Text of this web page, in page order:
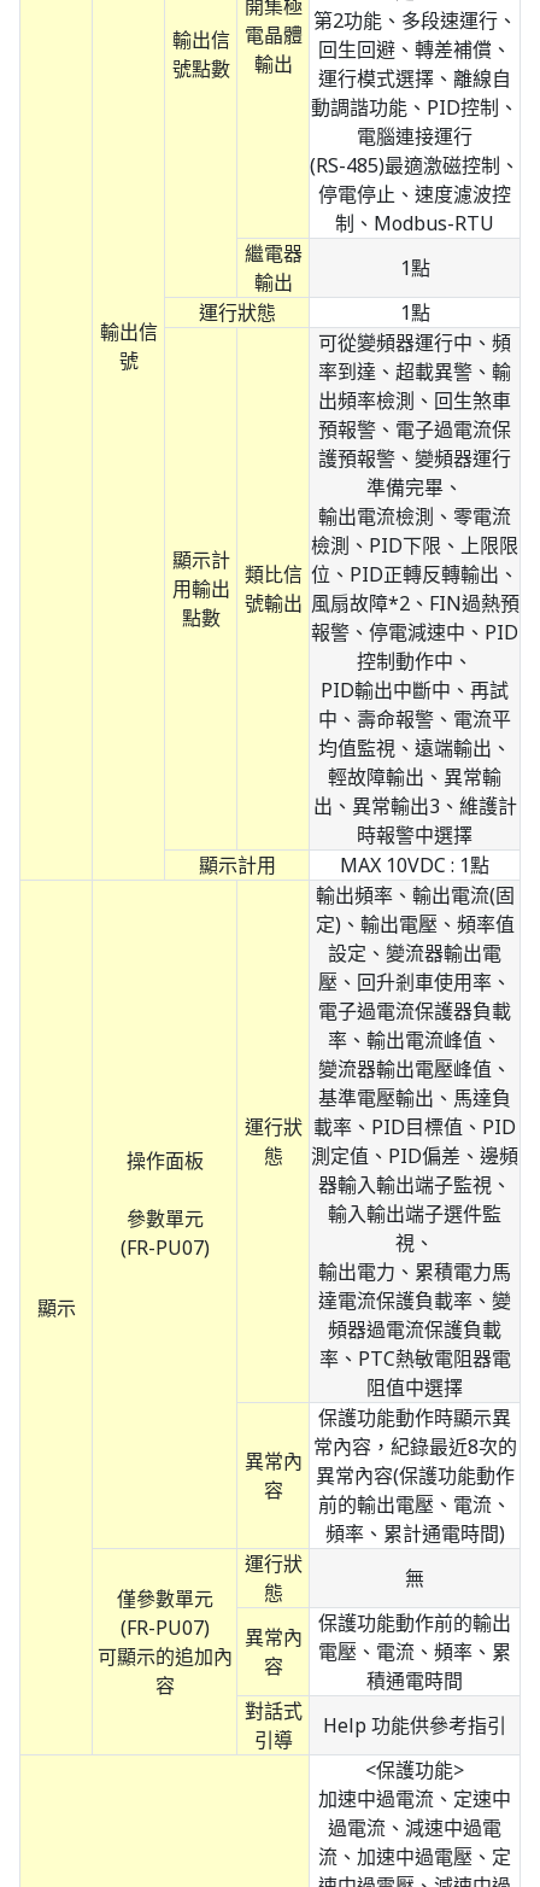
輸出信
號
輸出信
號點數
開集極
電晶體
輸出
第2功能、多段速運行、
回生回避、轉差補償、
運行模式選擇、離線自
動調諧功能、PID控制、
電腦連接運行
(RS-485)最適激磁控制、
停電停止、速度濾波控
制、Modbus-RTU
繼電器
輸出
1點
運行狀態
1點
顯示計
用輸出
點數
類比信
號輸出
可從變頻器運行中、頻
率到達、超載異警、輸
出頻率檢測、回生煞車
預報警、電子過電流保
護預報警、變頻器運行
準備完畢、
輸出電流檢測、零電流
檢測、PID下限、上限限
位、PID正轉反轉輸出、
風扇故障*2、FIN過熱預
報警、停電減速中、PID
控制動作中、
PID輸出中斷中、再試
中、壽命報警、電流平
均值監視、遠端輸出、
輕故障輸出、異常輸
出、異常輸出3、維護計
時報警中選擇
顯示計用
MAX 10VDC : 1點
顯示
操作面板
參數單元
(FR-PU07)
運行狀
態
輸出頻率、輸出電流(固
定)、輸出電壓、頻率值
設定、變流器輸出電
壓、回升剎車使用率、
電子過電流保護器負載
率、輸出電流峰值、
變流器輸出電壓峰值、
基準電壓輸出、馬達負
載率、PID目標值、PID
測定值、PID偏差、邊頻
器輸入輸出端子監視、
輸入輸出端子選件監
視、
輸出電力、累積電力馬
達電流保護負載率、變
頻器過電流保護負載
率、PTC熱敏電阻器電
阻值中選擇
異常內
容
保護功能動作時顯示異
常內容，紀錄最近8次的
異常內容(保護功能動作
前的輸出電壓、電流、
頻率、累計通電時間)
僅參數單元
(FR-PU07)
可顯示的追加內
容
運行狀
態
無
異常內
容
保護功能動作前的輸出
電壓、電流、頻率、累
積通電時間
對話式
引導
Help 功能供參考指引
<保護功能>
加速中過電流、定速中
過電流、減速中過電
流、加速中過電壓、定